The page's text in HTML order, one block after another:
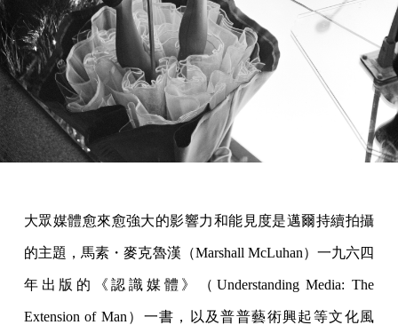
大眾媒體愈來愈強大的影響力和能見度是邁爾持續拍攝
的主題，馬素・麥克魯漢（Marshall McLuhan）一九六四
年出版的《認識媒體》（Understanding Media: The
Extension of Man）一書，以及普普藝術興起等文化風